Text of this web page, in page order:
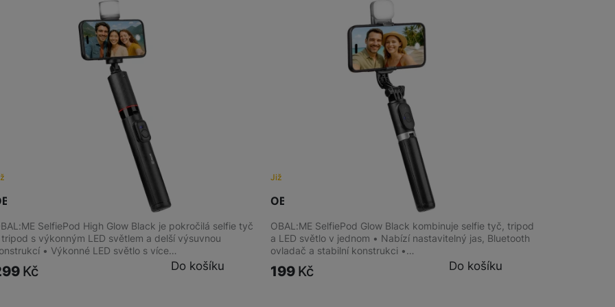
Bezdrátové nabíječky
Kabely a redukce
Redukce
Flash disky a SSD disky
SelfiePod High Glow Black
brzy
SelfiePod High Glow Black je pokročilá selfie tyč
tripod s výkonným LED světlem a delší výsuvnou
• Výkonné LED světlo s více…
Kč Do košíku
OBAL:ME SelfiePod Glow Black
Již brzy
OBAL:ME SelfiePod Glow Black kombinuje selfie tyč, tripod
a LED světlo v jednom • Nabízí nastavitelný jas, Bluetooth
ovladač a stabilní konstrukci •…
199 Kč Do košíku